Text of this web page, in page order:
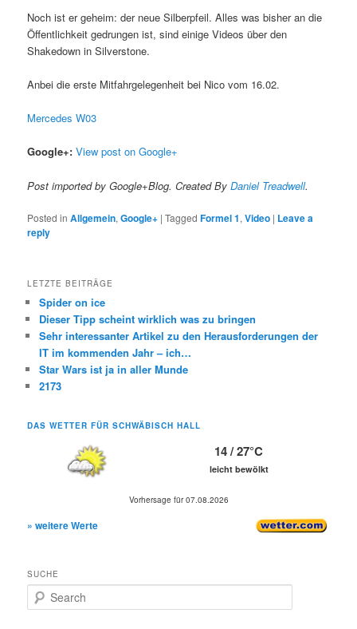
Noch ist er geheim: der neue Silberpfeil. Alles was bisher an die
Öffentlichkeit gedrungen ist, sind einige Videos über den
Shakedown in Silverstone.
Anbei die erste Mitfahrgelegenheit bei Nico vom 16.02.
Mercedes W03
Google+: View post on Google+
Post imported by Google+Blog. Created ByDaniel Treadwell.
Posted in Allgemein,Google+ |Tagged Formel 1,Video | Leave a
reply
LETZTE BEITRÄGE
Spider on ice
Dieser Tipp scheint wirklich was zu bringen
Sehr interessanter Artikel zu den Herausforderungen der
IT im kommenden Jahr – ich…
Star Wars ist ja in aller Munde
2173
DAS WETTER FÜR SCHWÄBISCH HALL
14 / 27°C
leicht bewölkt
Vorhersage für 07.08.2026
» weitere Werte
SUCHE
e